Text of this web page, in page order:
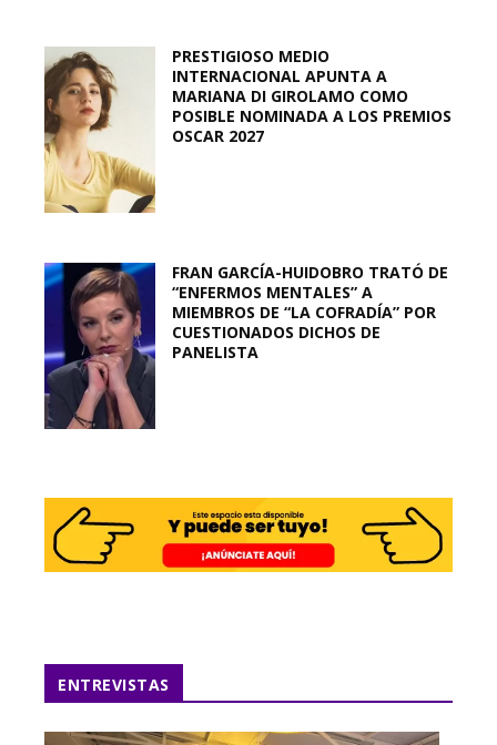
PRESTIGIOSO MEDIO
INTERNACIONAL APUNTA A
MARIANA DI GIROLAMO COMO
POSIBLE NOMINADA A LOS PREMIOS
OSCAR 2027
FRAN GARCÍA-HUIDOBRO TRATÓ DE
“ENFERMOS MENTALES” A
MIEMBROS DE “LA COFRADÍA” POR
CUESTIONADOS DICHOS DE
PANELISTA
ENTREVISTAS